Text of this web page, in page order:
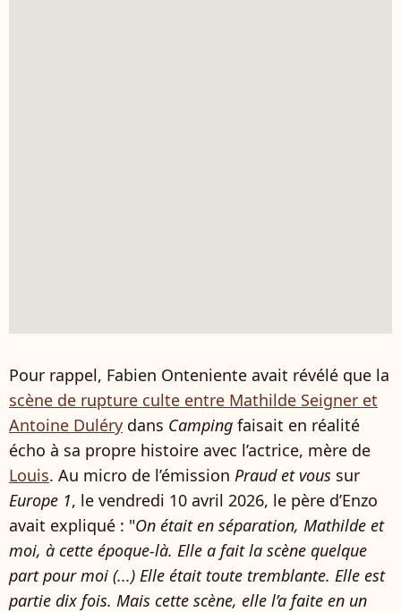
Pour rappel, Fabien Onteniente avait révélé que la
scène de rupture culte entre Mathilde Seigner et
Antoine Duléry dans Camping faisait en réalité
écho à sa propre histoire avec l’actrice, mère de
Louis. Au micro de l’émission Praud et vous sur
Europe 1, le vendredi 10 avril 2026, le père d’Enzo
avait expliqué : "On était en séparation, Mathilde et
moi, à cette époque-là. Elle a fait la scène quelque
part pour moi (...) Elle était toute tremblante. Elle est
partie dix fois. Mais cette scène, elle l’a faite en un